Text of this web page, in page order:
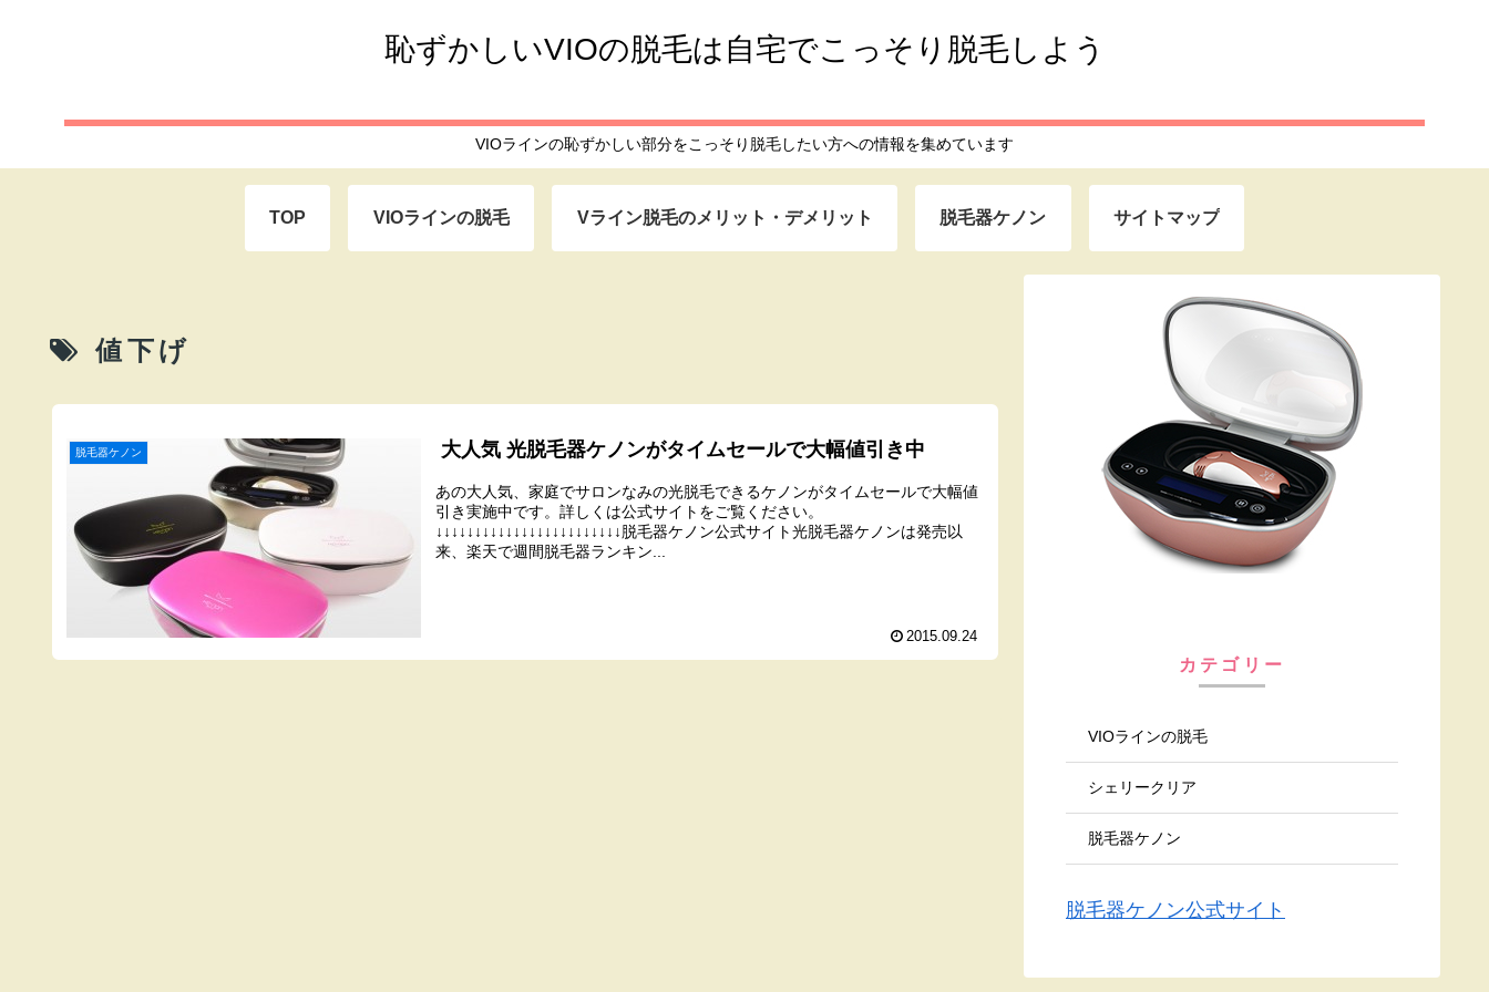
恥ずかしいVIOの脱毛は自宅でこっそり脱毛しよう
VIOラインの恥ずかしい部分をこっそり脱毛したい方への情報を集めています
TOP VIOラインの脱毛 Vライン脱毛のメリット・デメリット 脱毛器ケノン サイトマップ
値下げ
脱毛器ケノン 大人気 光脱毛器ケノンがタイムセールで大幅値引き中
あの大人気、家庭でサロンなみの光脱毛できるケノンがタイムセールで大幅値
引き実施中です。詳しくは公式サイトをご覧ください。
↓↓↓↓↓↓↓↓↓↓↓↓↓↓↓↓↓↓↓↓↓↓↓↓脱毛器ケノン公式サイト光脱毛器ケノンは発売以
来、楽天で週間脱毛器ランキン...
2015.09.24
カテゴリー
VIOラインの脱毛
シェリークリア
脱毛器ケノン
脱毛器ケノン公式サイト